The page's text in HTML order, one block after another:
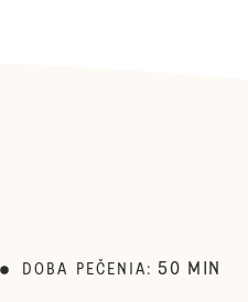
DOBA PEČENIA : 50 MIN